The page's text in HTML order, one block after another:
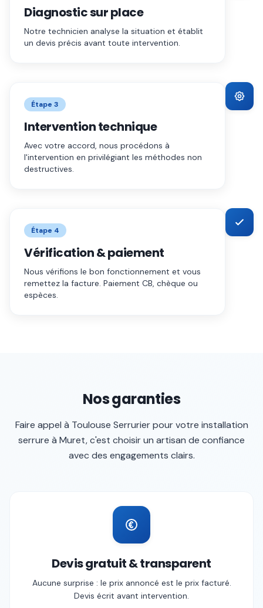
Diagnostic sur place
Notre technicien analyse la situation et établit
un devis précis avant toute intervention.
Étape 3
Intervention technique
Avec votre accord, nous procédons à
l'intervention en privilégiant les méthodes non
destructives.
Étape 4
Vérification & paiement
Nous vérifions le bon fonctionnement et vous
remettez la facture. Paiement CB, chèque ou
espèces.
Nos garanties
Faire appel à Toulouse Serrurierpour votre installation
serrure à Muret, c'est choisir un artisan de confiance
avec des engagements clairs.
Devis gratuit & transparent
Aucune surprise : le prix annoncé est le prix facturé.
Devis écrit avant intervention.